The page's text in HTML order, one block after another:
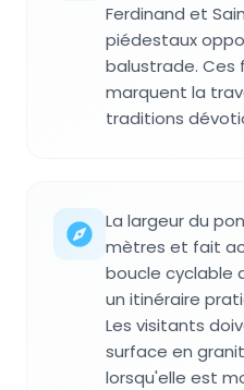
Ferdinand et
piédestaux
balustrade. Ces
marquent la
traditions
La largeur du
mètres et fait
boucle cyclable
un itinéraire
Les visitants
surface en
lorsqu'elle est